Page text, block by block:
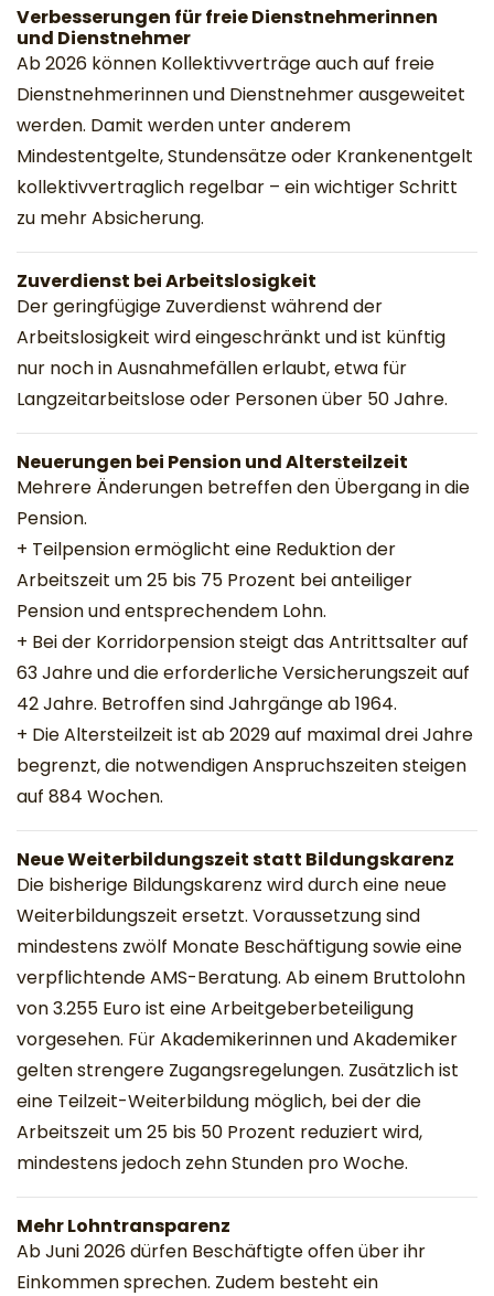
Verbesserungen für freie Dienstnehmerinnen
und Dienstnehmer
Ab 2026 können Kollektivverträge auch auf freie
Dienstnehmerinnen und Dienstnehmer ausgeweitet
werden. Damit werden unter anderem
Mindestentgelte, Stundensätze oder Krankenentgelt
kollektivvertraglich regelbar – ein wichtiger Schritt
zu mehr Absicherung.
Zuverdienst bei Arbeitslosigkeit
Der geringfügige Zuverdienst während der
Arbeitslosigkeit wird eingeschränkt und ist künftig
nur noch in Ausnahmefällen erlaubt, etwa für
Langzeitarbeitslose oder Personen über 50 Jahre.
Neuerungen bei Pension und Altersteilzeit
Mehrere Änderungen betreffen den Übergang in die
Pension.
+ Teilpension ermöglicht eine Reduktion der
Arbeitszeit um 25 bis 75 Prozent bei anteiliger
Pension und entsprechendem Lohn.
+ Bei der Korridorpension steigt das Antrittsalter auf
63 Jahre und die erforderliche Versicherungszeit auf
42 Jahre. Betroffen sind Jahrgänge ab 1964.
+ Die Altersteilzeit ist ab 2029 auf maximal drei Jahre
begrenzt, die notwendigen Anspruchszeiten steigen
auf 884 Wochen.
Neue Weiterbildungszeit statt Bildungskarenz
Die bisherige Bildungskarenz wird durch eine neue
Weiterbildungszeit ersetzt. Voraussetzung sind
mindestens zwölf Monate Beschäftigung sowie eine
verpflichtende AMS-Beratung. Ab einem Bruttolohn
von 3.255 Euro ist eine Arbeitgeberbeteiligung
vorgesehen. Für Akademikerinnen und Akademiker
gelten strengere Zugangsregelungen. Zusätzlich ist
eine Teilzeit-Weiterbildung möglich, bei der die
Arbeitszeit um 25 bis 50 Prozent reduziert wird,
mindestens jedoch zehn Stunden pro Woche.
Mehr Lohntransparenz
Ab Juni 2026 dürfen Beschäftigte offen über ihr
Einkommen sprechen. Zudem besteht ein